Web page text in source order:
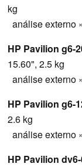
kg
análise externo
HP Pavilion g6-
15.60", 2.5 kg
análise externo
HP Pavilion g6-
2.6 kg
análise externo
HP Pavilion